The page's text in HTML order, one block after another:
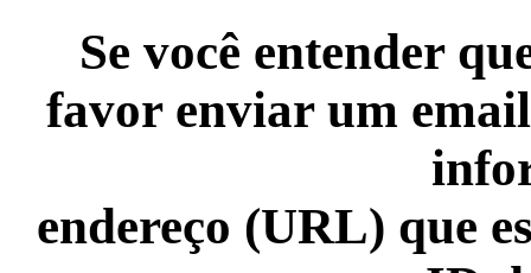
Se você entender
favor enviar um
endereço (URL) que